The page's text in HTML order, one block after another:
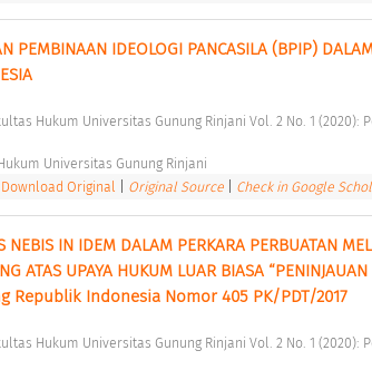
PEMBINAAN IDEOLOGI PANCASILA (BPIP)
Universitas Gunung Rinjani
Download Original Original Source Check in Google
NEBIS IN IDEM DALAM PERKARA PERBUATAN
ATAS UPAYA HUKUM LUAR BIASA
Republik Indonesia Nomor 405 PK/PDT/2017